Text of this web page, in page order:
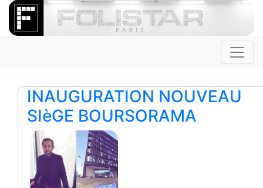
INAUGURATION NOUVEAU
SIèGE BOURSORAMA